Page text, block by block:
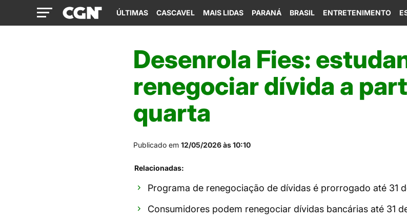
ÚLTIMAS CASCAVEL MAIS LIDAS PARANÁ BRASIL ENTRETENIMENTO
Desenrola Fies:
renegociar dívida a
quarta
Publicado em 12/05/2026 às 10:10
Relacionadas:
Programa de renegociação de dívidas é prorrogado até 31
Consumidores podem renegociar dívidas bancárias até 31